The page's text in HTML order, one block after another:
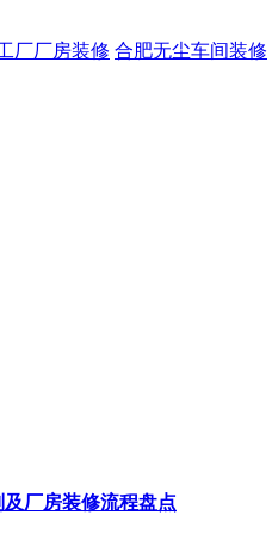
厂厂房装修 合肥无尘车间装修
厂房装修流程盘点